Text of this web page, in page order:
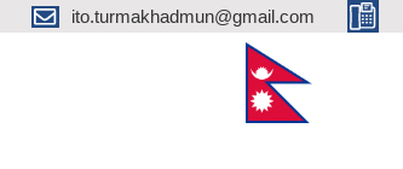
ito.turmakhadmun@gmail.com